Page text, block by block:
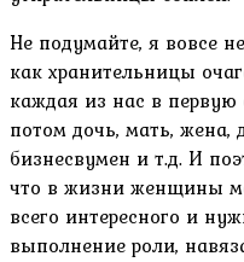
Не подумайте, я вовсе
как хранительницы
каждая из нас в
потом дочь, мать, жена,
бизнесвумен и т.д. И
что в жизни женщины
всего интересного и
выполнение роли,